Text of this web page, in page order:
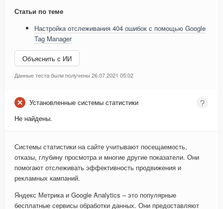
Статьи по теме
Настройка отслеживания 404 ошибок с помощью Google
Tag Manager
Объяснить с ИИ
Данные теста были получены 26.07.2021 05:02
Установленные системы статистики
Не найдены.
Системы статистики на сайте учитывают посещаемость,
отказы, глубину просмотра и многие другие показатели. Они
помогают отслеживать эффективность продвижения и
рекламных кампаний.
Яндекс Метрика и Google Analytics – это популярные
бесплатные сервисы обработки данных. Они предоставляют